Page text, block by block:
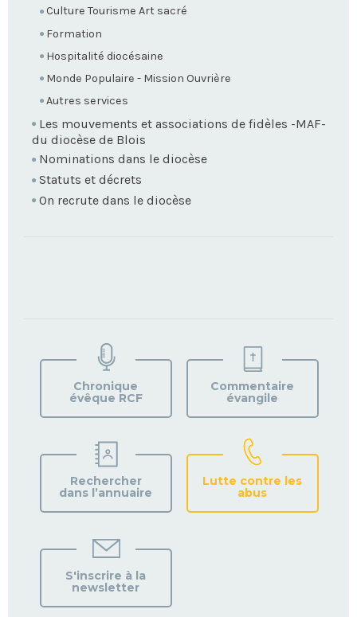
Culture Tourisme Art sacré
Formation
Hospitalité diocésaine
Monde Populaire - Mission Ouvrière
Autres services
Les mouvements et associations de fidèles -MAF-
du diocèse de Blois
Nominations dans le diocèse
Statuts et décrets
On recrute dans le diocèse
VOTRE
PAROISSE
Chronique
évêque RCF
Commentaire
évangile
Rechercher
dans l’annuaire
Lutte contre les
abus
S'inscrire à la
newsletter